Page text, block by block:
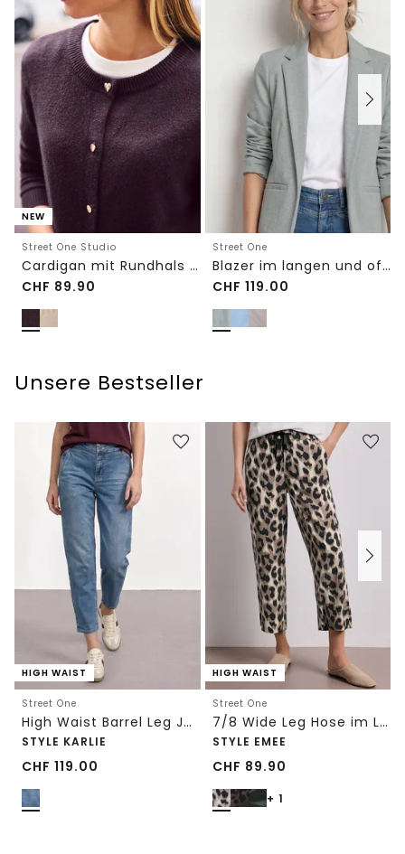
NEW
Street One Studio
Cardigan mit Rundhals und Knöpfen
CHF 89.90
Street One
Blazer im langen und offenen Schnitt
CHF 119.00
Unsere Bestseller
HIGH WAIST
Street One
High Waist Barrel Leg Jeans im Loose Fit
STYLE KARLIE
CHF 119.00
HIGH WAIST
Street One
7/8 Wide Leg Hose im Loose Fit mit Print
STYLE EMEE
CHF 89.90
+ 1